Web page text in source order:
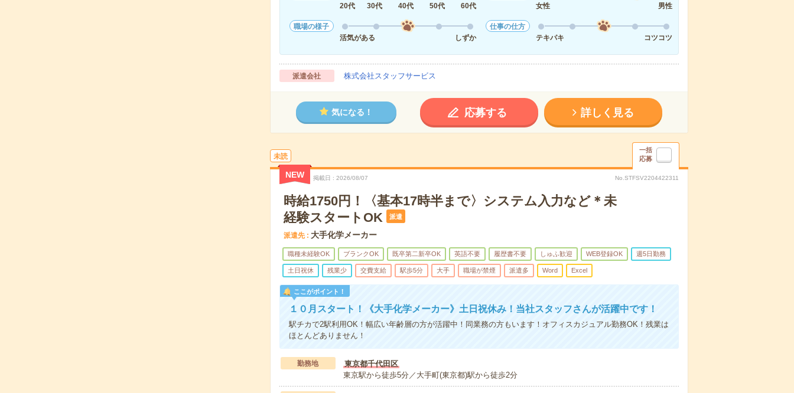
20代
30代 40代 50代 60代
女性
男性
職場の様子
活気がある
しずか
仕事の仕方
テキパキ
コツコツ
派遣会社 株式会社スタッフサービス
気になる！ 応募する 詳しく見る
未読
一括
応募
NEW 掲載日 2026/08/07 No.STFSV2204422311
時給1750円！〈基本17時半まで〉システム入力など＊未
経験スタートOK
派遣
派遣先 大手化学メーカー
職種未経験OK ブランクOK 既卒第二新卒OK 英語不要 履歴書不要 しゅふ歓迎 WEB登録OK 週5日勤務
土日祝休 残業少 交費支給 駅歩5分 大手 職場が禁煙 派遣多 Word Excel
ここがポイント！
１０月スタート！《大手化学メーカー》土日祝休み！当社スタッフさんが活躍中です！
駅チカで2駅利用OK！幅広い年齢層の方が活躍中！同業務の方もいます！オフィスカジュアル勤務OK！残業は
ほとんどありません！
勤務地
東京都千代田区
東京駅から徒歩5分／大手町(東京都)駅から徒歩2分